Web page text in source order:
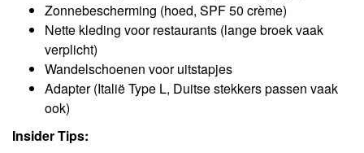
Zonnebescherming (hoed, SPF 50 crème)
Nette kleding voor restaurants (lange broek vaak
verplicht)
Wandelschoenen voor uitstapjes
Adapter (Italië Type L, Duitse stekkers passen vaak
ook)
Insider Tips: